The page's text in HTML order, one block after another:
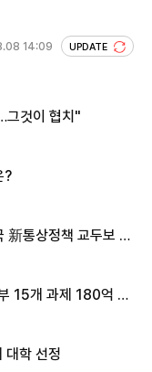
14:09 UPDATE
그것이 협치"
?
新통상정책 교두보 활
15개 과제 180억 지
학 선정